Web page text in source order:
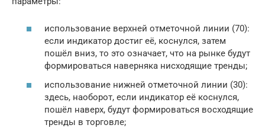
использование верхней отметочной линии (70):
если индикатор достиг её, коснулся, затем
пошёл вниз, то это означает, что на рынке будут
формироваться наверняка нисходящие тренды;
использование нижней отметочной линии (30):
здесь, наоборот, если индикатор её коснулся,
пошёл наверх, будут формироваться восходящие
тренды в торговле;